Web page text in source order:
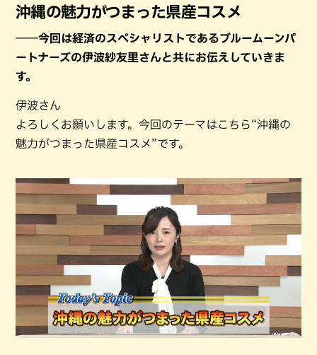
沖縄の魅力がつまった県産コスメ
――今回は経済のスペシャリストであるブルームーンパ
ートナーズの伊波紗友里さんと共にお伝えしていきま
す。
伊波さん
よろしくお願いします。今回のテーマはこちら“沖縄の
魅力がつまった県産コスメ”です。